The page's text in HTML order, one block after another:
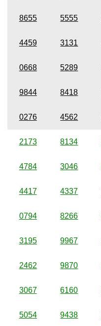
8655 5555
4459 3131
0668 5289
9844 8418
0276 4562
2173 8134
4784 3046
4417 4337
0794 8266
3195 9967
2462 9870
3067 6160
5054 9438